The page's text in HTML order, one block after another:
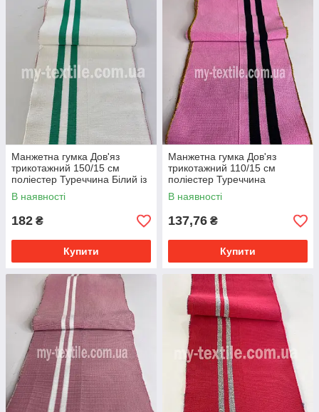
Манжетна гумка Дов'яз
трикотажний 150/15 см
поліестер Туреччина Білий із
зеленими смугами
В наявності
182 ₴
Купити
Манжетна гумка Дов'яз
трикотажний 110/15 см
поліестер Туреччина
Рожевий з двома чорними
смугами
В наявності
137,76 ₴
Купити